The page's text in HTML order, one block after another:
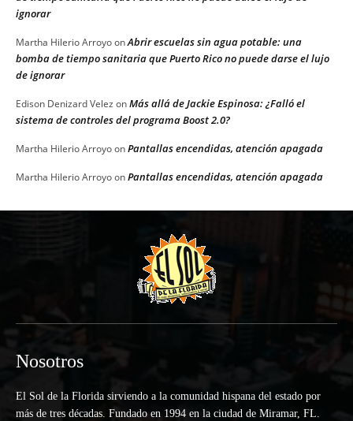
ignorar
Martha Hilerio ArroyoonAbrir escuelas sin agua potable: una
bomba de tiempo sanitaria que Puerto Rico no puede darse el lujo
de ignorar
Edison Denizard Velez onMás allá de Jackie Espinosa: ¿Falló el
sistema de controles del programa Boost 2.0?
Martha Hilerio ArroyoonPantallas encendidas, atención apagada
Martha Hilerio ArroyoonPantallas encendidas, atención apagada
Nosotros
El Sol de la Florida sirviendo a la comunidad hispana del estado por
más de tres décadas. Fundado en 1994 en la ciudad de Miramar, FL.